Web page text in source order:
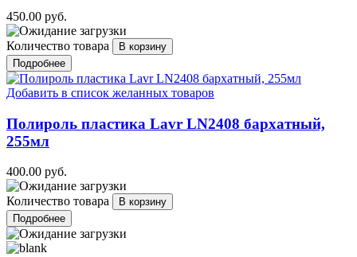
450.00 руб.
Количество товара
Подробнее
Добавить в список желанных товаров
Полироль пластика Lavr LN2408 бархатный,
255мл
400.00 руб.
Количество товара
Подробнее